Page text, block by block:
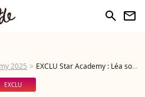
search newsletter
2025 EXCLU Star Academy : Léa soutenue par son petit ami Jordan et d'autres proches, elle en dit plus sur les coulisses de la finale
EXCLU